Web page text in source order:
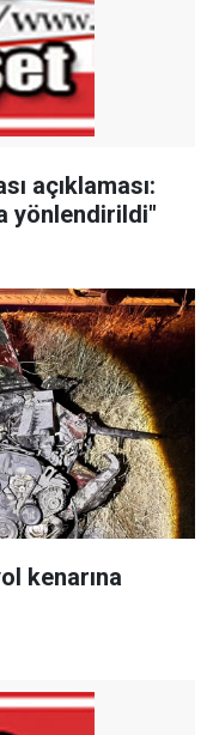
açıklaması:
yönlendirildi"
kenarına